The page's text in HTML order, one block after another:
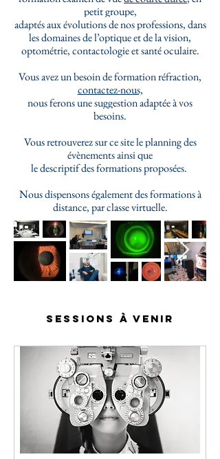
petit groupe,
adaptés aux évolutions de nos professions, dans
les domaines de l’optique et de la vision,
optométrie, contactologie et santé oculaire.
Vous avez un besoin de formation réfraction,
contactez-nous,
nous ferons une suggestion adaptée à vos
besoins.
Vous retrouverez sur ce site le planning des
évènements ainsi que
le descriptif des formations proposées.
Nous dispensons également des formations à
distance, par classe virtuelle.
Sessions à venir